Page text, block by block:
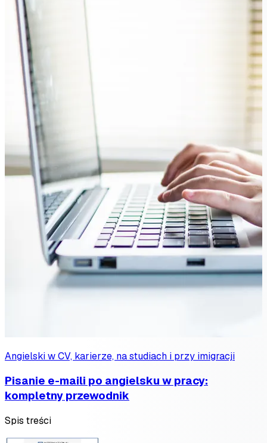
Angielski w CV, karierze, na studiach i przy imigracji
Pisanie e-maili po angielsku w pracy:
kompletny przewodnik
Spis treści